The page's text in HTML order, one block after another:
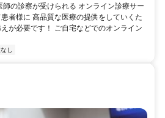
の診察が受けられる オンライン診療サー
者様に 高品質な医療の提供をしていくた
が必要です！ ご自宅などでのオンライン
し